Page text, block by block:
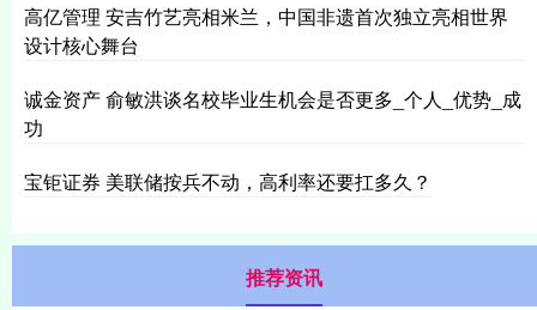
高亿管理 安吉竹艺亮相米兰，中国非遗首次独立亮相世界
设计核心舞台
诚金资产 俞敏洪谈名校毕业生机会是否更多_个人_优势_成
功
宝钜证券 美联储按兵不动，高利率还要扛多久？
推荐资讯